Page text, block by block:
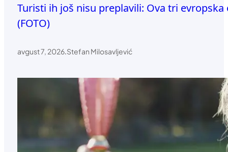
Turisti ih još nisu preplavili: Ova tri
(FOTO)
avgust 7, 2026.Stefan Milosavljević